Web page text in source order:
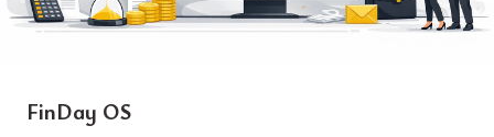
FinDay OS